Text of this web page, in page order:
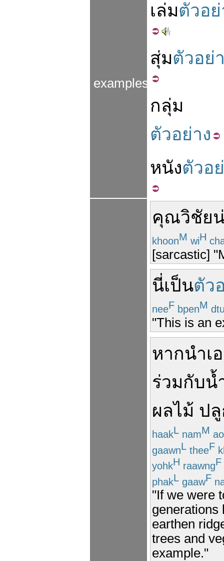
examples
เล่มตัวอย่
สุ่มตัวอย่
กลุ่ม
ตัวอย่าง
หนังตัวอ
คุณวิชัย
khoonM wiH
[sarcastic]
นี่เป็นตัว
neeF bpenM
"This is an
หากนำเ
ร่วมกับน้
ผลไม้ ป
haakL namM ao
gaawnL theeF
yohkH raawngF
phakL gaawF
"If we were
generations
earthen
trees and
example."